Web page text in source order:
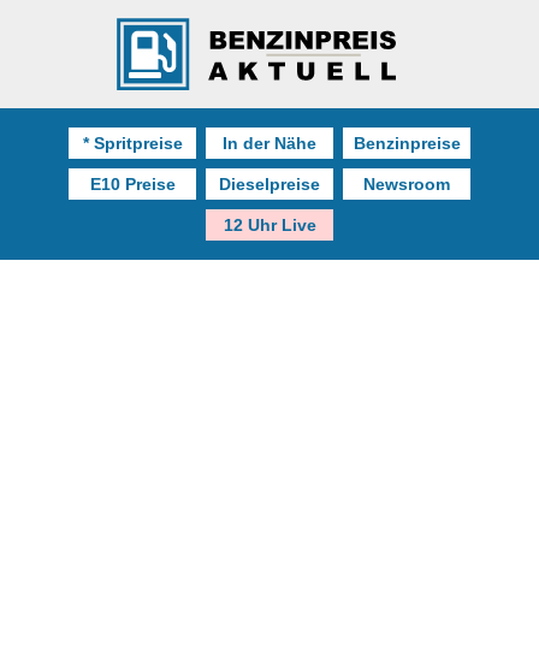
* Spritpreise In der Nähe Benzinpreise
E10 Preise Dieselpreise Newsroom
12 Uhr Live